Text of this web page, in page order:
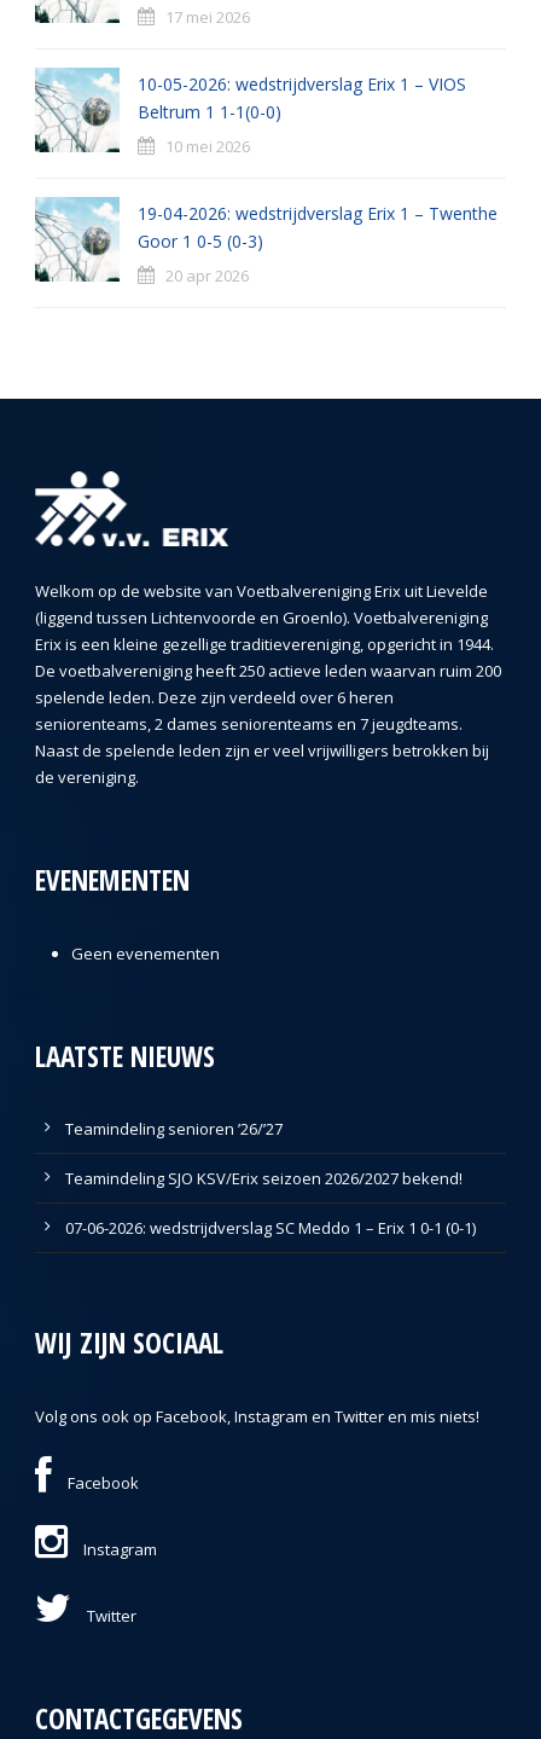
17 mei 2026
10-05-2026: wedstrijdverslag Erix 1 – VIOS
Beltrum 1 1-1(0-0)
10 mei 2026
19-04-2026: wedstrijdverslag Erix 1 – Twenthe
Goor 1 0-5 (0-3)
20 apr 2026
Welkom op de website van Voetbalvereniging Erix uit Lievelde
(liggend tussen Lichtenvoorde en Groenlo). Voetbalvereniging
Erix is een kleine gezellige traditievereniging, opgericht in 1944.
De voetbalvereniging heeft 250 actieve leden waarvan ruim 200
spelende leden. Deze zijn verdeeld over 6 heren
seniorenteams, 2 dames seniorenteams en 7 jeugdteams.
Naast de spelende leden zijn er veel vrijwilligers betrokken bij
de vereniging.
EVENEMENTEN
Geen evenementen
LAATSTE NIEUWS
Teamindeling senioren ’26/’27
Teamindeling SJO KSV/Erix seizoen 2026/2027 bekend!
07-06-2026: wedstrijdverslag SC Meddo 1 – Erix 1 0-1 (0-1)
WIJ ZIJN SOCIAAL
Volg ons ook op Facebook, Instagram en Twitter en mis niets!
Facebook
Instagram
Twitter
CONTACTGEGEVENS